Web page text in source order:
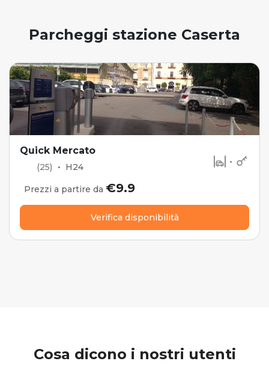
Parcheggi stazione Caserta
Quick Mercato
(25) • H24 •
Prezzi a partire da €9.9
Verifica disponibilità
Cosa dicono i nostri utenti